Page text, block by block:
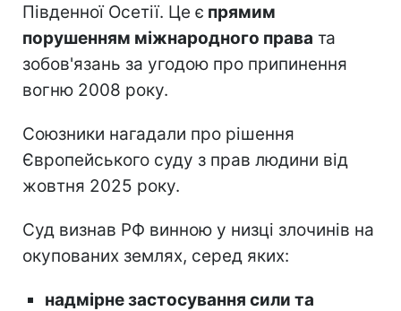
Південної Осетії. Це є прямим
порушенням міжнародного права та
зобов'язань за угодою про припинення
вогню 2008 року.
Союзники нагадали про рішення
Європейського суду з прав людини від
жовтня 2025 року.
Суд визнав РФ винною у низці злочинів на
окупованих землях, серед яких:
надмірне застосування сили та